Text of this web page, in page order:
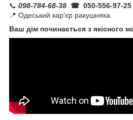
📞 098-784-68-38 ☎ 050-556-97-25
📍 Одеський кар'єр ракушняка
Ваш дім починається з якісного